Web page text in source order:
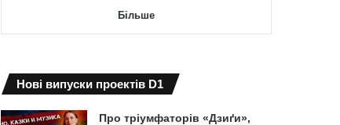
Більше
Нові випуски проектів D1
Про тріумфаторів «Дзиґи»,